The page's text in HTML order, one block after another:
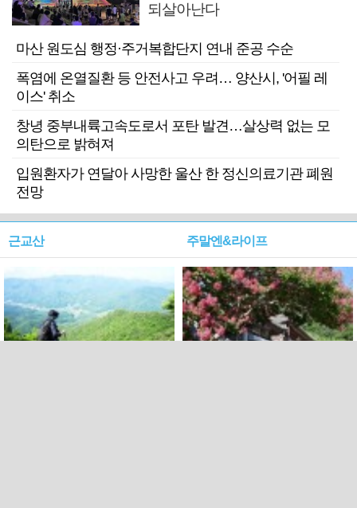
되살아난다
마산 원도심 행정·주거복합단지 연내 준공 수순
폭염에 온열질환 등 안전사고 우려… 양산시, '어필 레
이스' 취소
창녕 중부내륙고속도로서 포탄 발견…살상력 없는 모
의탄으로 밝혀져
입원환자가 연달아 사망한 울산 한 정신의료기관 폐원
전망
근교산 주말엔&라이프